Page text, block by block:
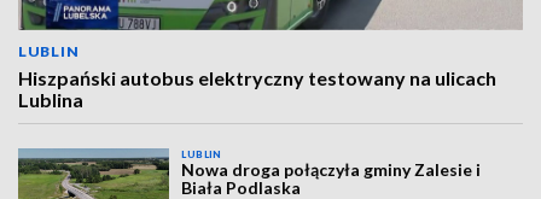
LUBLIN
Hiszpański autobus elektryczny testowany na ulicach
Lublina
LUBLIN
Nowa droga połączyła gminy Zalesie i
Biała Podlaska